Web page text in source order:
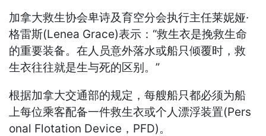
加拿大救生协会卑诗及育空分会执行主任莱妮娅·
格雷斯(Lenea Grace)表示：“救生衣是挽救生命
的重要装备。在人员意外落水或船只倾覆时，救
生衣往往就是生与死的区别。”
根据加拿大交通部的规定，每艘船只都必须为船
上每位乘客配备一件救生衣或个人漂浮装置(Pers
onal Flotation Device，PFD)。